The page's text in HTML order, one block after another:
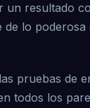
resultado
lo
pruebas de
todos los